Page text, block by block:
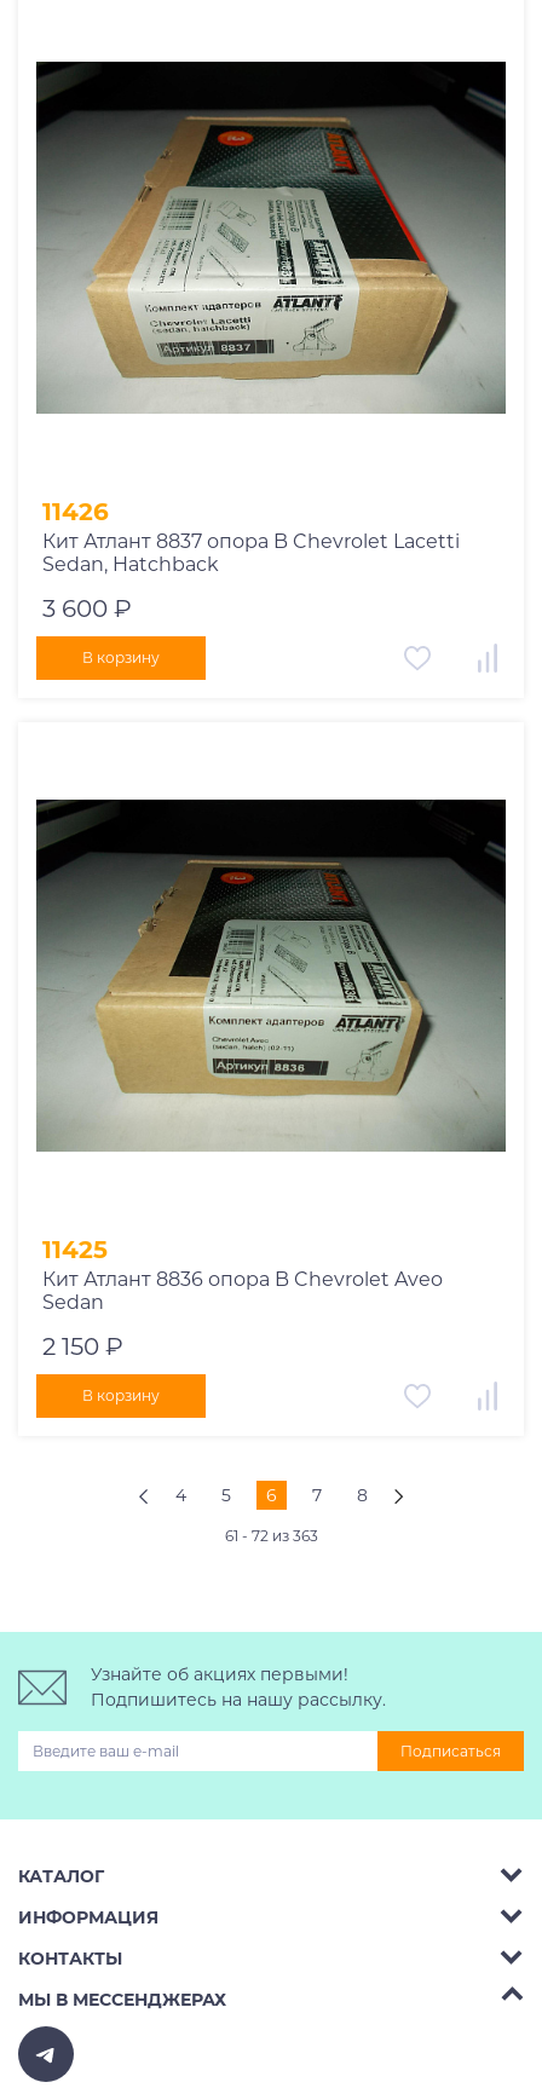
11426
Кит Атлант 8837 опора B Chevrolet Lacetti
Sedan, Hatchback
3 600 ₽
В корзину
11425
Кит Атлант 8836 опора B Chevrolet Aveo
Sedan
2 150 ₽
В корзину
4 5 6 7 8
61 - 72 из 363
Узнайте об акциях первыми!
Подпишитесь на нашу рассылку.
Подписаться
КАТАЛОГ
Багажник на крышу авто
Автобоксы
Крепления велосипедов на авто
Крепления лыж и сноубордов на авто
ИНФОРМАЦИЯ
Аренда
Ремонт
Доставка
КОНТАКТЫ
Телефон: 8 (495) 2367486
Бесплатно РФ:
E-mail:
МЫ В МЕССЕНДЖЕРАХ